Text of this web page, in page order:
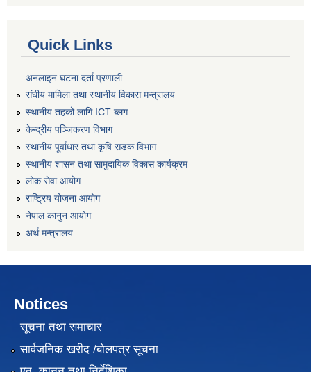
Quick Links
अनलाइन घटना दर्ता प्रणाली
संघीय मामिला तथा स्थानीय विकास मन्त्रालय
स्थानीय तहको लागि ICT ब्लग
केन्द्रीय पञ्जिकरण विभाग
स्थानीय पूर्वाधार तथा कृषि सडक विभाग
स्थानीय शासन तथा सामुदायिक विकास कार्यक्रम
लोक सेवा आयोग
राष्ट्रिय योजना आयोग
नेपाल कानुन आयोग
अर्थ मन्त्रालय
Notices
सूचना तथा समाचार
सार्वजनिक खरीद /बोलपत्र सूचना